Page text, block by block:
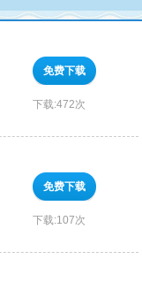
免费下载
下载:472次
免费下载
下载:107次